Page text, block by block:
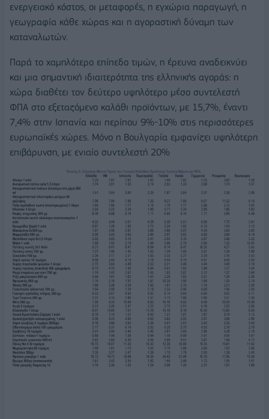
ενεργειακό κόστος, οι μεταφορές, η εγχώρια παραγωγή, η
γεωγραφία κάθε χώρας και η αγοραστική δύναμη των
καταναλωτών.
Παρά το χαμηλότερο επίπεδο τιμών, η έρευνα αναδεικνύει
και μια σημαντική ιδιαιτερότητα της ελληνικής αγοράς: η
χώρα διαθέτει τον δεύτερο υψηλότερο μέσο συντελεστή
ΦΠΑ στο εξεταζόμενο καλάθι προϊόντων, με 15,7%, έναντι
7,4% στην Ισπανία και περίπου 9%-10% στις περισσότερες
ευρωπαϊκές χώρες. Μόνο η Βουλγαρία εμφανίζει υψηλότερη
επιβάρυνση, με ενιαίο συντελεστή 20%